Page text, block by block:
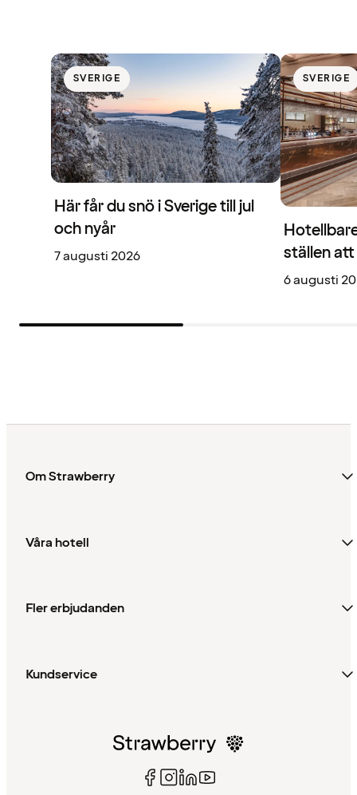
SVERIGE
Här får du snö i Sverige till jul
och nyår
7 augusti 2026
SVERIGE
ställen
6 augusti
Om Strawberry
Våra hotell
Fler erbjudanden
Kundservice